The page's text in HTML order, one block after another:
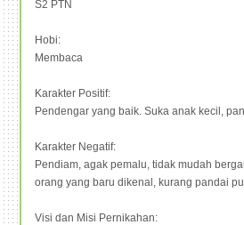
S2 PTN
Hobi:
Membaca
Karakter Positif:
Pendengar yang baik. Suka anak kecil,
Karakter Negatif:
Pendiam, agak pemalu, tidak mudah
orang yang baru dikenal, kurang pandai
Visi dan Misi Pernikahan: